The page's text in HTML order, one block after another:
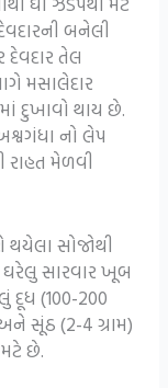
બનેલી
દેવદાર તેલ
મસાલેદાર
દુખાવો થાય છે.
નો લેપ
રાહત મેળવી
સોજોથી
ઘરેલુ સારવાર ખૂબ
દૂધ (100-200
સૂંઠ (2-4 ગ્રામ)
છે.